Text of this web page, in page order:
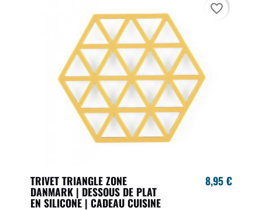
TRIVET TRIANGLE ZONE
DANMARK | DESSOUS DE PLAT
EN SILICONE | CADEAU CUISINE
8,95 €
favorite_border